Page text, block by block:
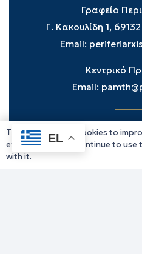
Γραφείο
Γ. Κακουλίδη 1,
Email:
Κεντρικό
Email:
EL
This website uses cookies to
experience. If you continue to use
with it.